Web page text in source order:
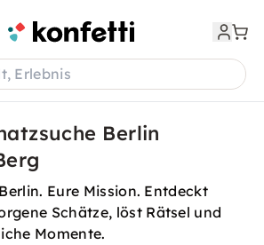
Erlebnis
Berlin
Eure Mission. Entdeckt
Schätze, löst Rätsel und
Momente.